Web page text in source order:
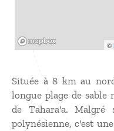
©
Située à 8 km au
longue plage de
de Tahara'a.
polynésienne, c'est